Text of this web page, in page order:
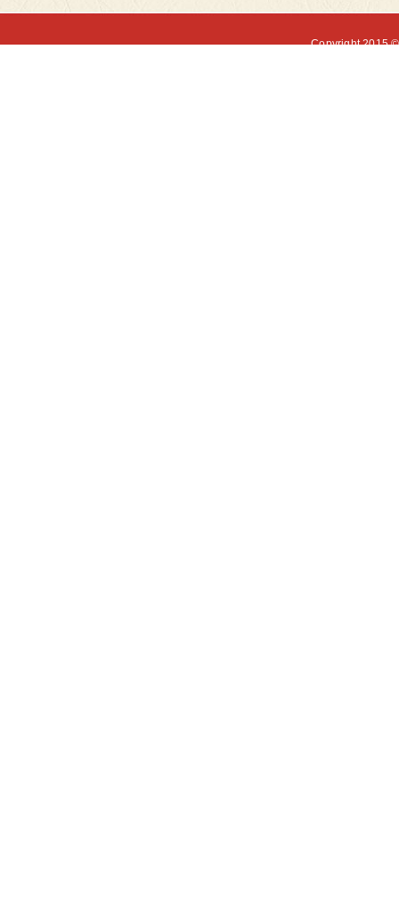
Copyright 2015